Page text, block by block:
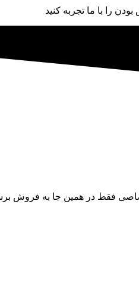
را با ما تجربه کنید
فقط در همین جا به فروش